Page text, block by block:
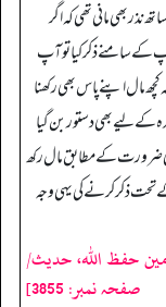
نذر بھی مانی تھی کہ اگر
کے سامنے ذکر کیا تو آپ
مال اپنے پاس بھی رکھنا
کے لیے بھی دستور بن گیا
ضرورت کے مطابق مال رکھ
تحت ذکر کرنے کی یہی وجہ
حفظ اللہ، حدیث/
صفحہ نمبر: 3855]